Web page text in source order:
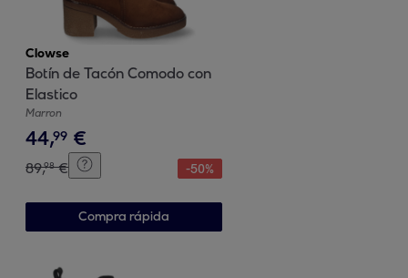
Clowse
Botín de Tacón Comodo con
Elastico
Marron
44,99 €
89,98 € -50%
Compra rápida